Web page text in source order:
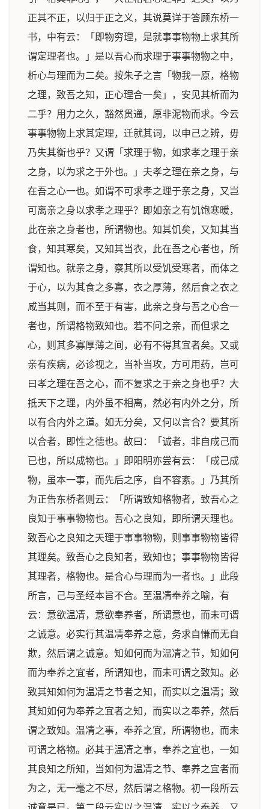
正其不正，以归于正之义，其说莫详于答顾东桥一
书，中有云：「即物穷理，是就事事物物上求其所
谓定理者也。」是以吾心而求理于事事物物之中，
析心与理而为二矣。按朱子之言「物我一原，格物
之理，致吾之知，正心理合一矣」，安见其析而为
二乎？用力之久，豁然贯通，原非泥物而求。今云
事事物物上求其定理，迁就其词，以申己之辨，毋
乃失其衡也乎？又谓「求理于物，如求孝之理于亲
之身，以为求之于外也。」夫孝之理在亲之身，与
在吾之心一也。如谓不可求孝之理于亲之身，又岂
可离亲之身以求孝之理乎？即如亲之有饥饱寒暖，
此在亲之身者也，所谓物也。知其饥矣，又知其当
食，知其寒矣，又知其当衣，此在吾之心者也，所
谓知也。就亲之身，察其所以受饥受寒者，而体之
于心，以为其食之多寡，衣之厚薄，然后食之衣之
咸当其则，而不至于有害，此亲之身与吾之心合一
者也，所谓格物致知也。若不问之亲，而但求之
心，则其多寡厚薄之间，必有不得其宜者矣。又或
亲有疾病，必诊视之，当补当攻，方可用药，岂可
曰孝之理在吾之心，而不复求之于亲之身也乎？大
抵天下之理，内外虽不相离，然必有内外之分，所
以有合内外之道。如无分矣，又何以言合？要其所
以合者，即性之德也。故曰：「诚者，非自成己而
已也，所以成物也。」即阳明亦尝有云：「成己成
物，虽本一事，而先后之序，自不容紊。」乃其所
为正告东桥者则云：「所谓致知格物者，致吾心之
良知于事事物物也。吾心之良知，即所谓天理也。
致吾心之良知之天理于事事物物，则事事物物皆得
其理矣。致吾心之良知者，致知也；事事物物皆得
其理者，格物也。是合心与理而为一者也。」此段
所言，己与圣经本旨不合。至温凊奉养之喻，有
云：意欲温凊，意欲奉养者，所谓意也，而未可谓
之诚意。必实行其温凊奉养之意，务求自慊而无自
欺，然后谓之诚意。知如何而为温凊之节，知如何
而为奉养之宜者，所谓知也，而未可谓之致知。必
致其知如何为温凊之节者之知，而实以之温凊；致
其知如何为奉养之宜者之知，而实以之奉养，然后
谓之致知。温凊之事，奉养之宜，所谓物也，而未
可谓之格物。必其于温凊之事，奉养之宜也，一如
其良知之所知，当如何为温凊之节、奉养之宜者而
为之，无一毫之不尽，然后谓之格物。初一段所云